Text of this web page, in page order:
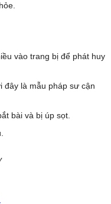
vào trang bị để phát huy
đây là mẫu pháp sư cận
bài và bị úp sọt.